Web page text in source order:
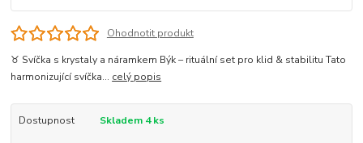
Ohodnotit produkt
♉ Svíčka s krystaly a náramkem Býk – rituální set pro klid & stabilitu Tato
harmonizující svíčka... celý popis
Dostupnost Skladem 4 ks